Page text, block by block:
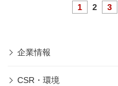
1 2 3
企業情報
CSR・環境